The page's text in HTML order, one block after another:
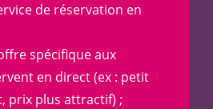
de réservation en
spécifique aux
en direct (ex : petit
prix plus attractif) ;